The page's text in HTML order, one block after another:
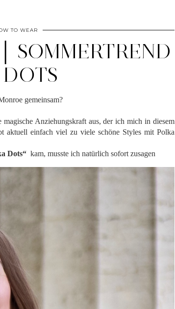
TO WEAR
SOMMERTREND
gemeinsam?
Anziehungskraft aus, der ich mich in diesem
aktuell einfach viel zu viele schöne Styles mit Polka
Dots“ kam, musste ich natürlich sofort zusagen